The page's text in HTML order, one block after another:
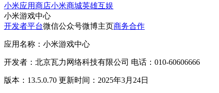
小米应用商店小米商城英雄互娱
小米游戏中心
开发者平台微信公众号微博主页商务合作
应用名称：小米游戏中心
开发者：北京瓦力网络科技有限公司 电话：010-60606666
版本：13.5.0.70 更新时间：2025年3月24日